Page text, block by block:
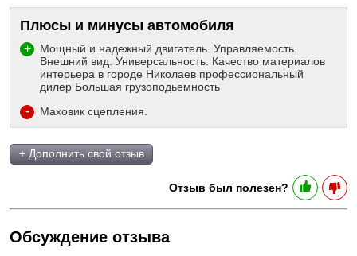
Плюсы и минусы автомобиля
Мощный и надежный двигатель. Управляемость.
Внешний вид. Универсальность. Качество материалов
интерьера в городе Николаев профессиональный
дилер Большая грузоподьемность
Маховик сцепления.
+ Дополнить свой отзыв
Отзыв был полезен?
Обсуждение отзыва